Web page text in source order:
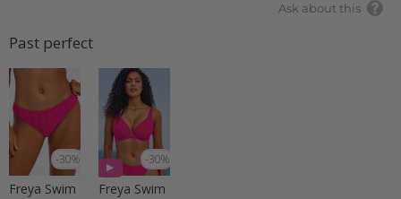
Ask about this
Past perfect
-30%
Freya Swim
-30%
Freya Swim